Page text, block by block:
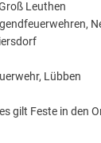
Leuthen
Lübben
gilt Feste in den